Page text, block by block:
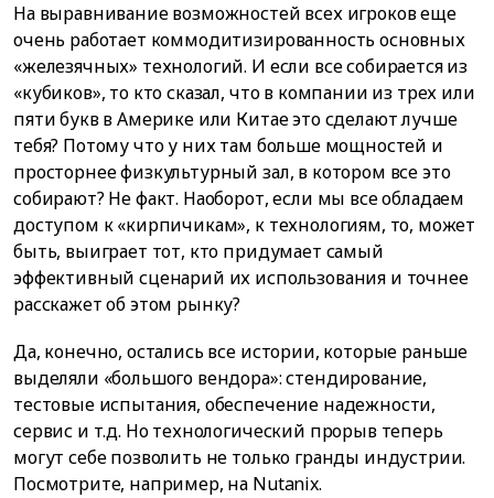
На выравнивание возможностей всех игроков еще
очень работает коммодитизированность основных
«железячных» технологий. И если все собирается из
«кубиков», то кто сказал, что в компании из трех или
пяти букв в Америке или Китае это сделают лучше
тебя? Потому что у них там больше мощностей и
просторнее физкультурный зал, в котором все это
собирают? Не факт. Наоборот, если мы все обладаем
доступом к «кирпичикам», к технологиям, то, может
быть, выиграет тот, кто придумает самый
эффективный сценарий их использования и точнее
расскажет об этом рынку?
Да, конечно, остались все истории, которые раньше
выделяли «большого вендора»: стендирование,
тестовые испытания, обеспечение надежности,
сервис и т.д. Но технологический прорыв теперь
могут себе позволить не только гранды индустрии.
Посмотрите, например, на Nutanix.